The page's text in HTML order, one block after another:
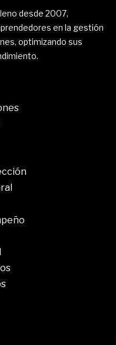
desde 2007,
en la gestión
optimizando sus